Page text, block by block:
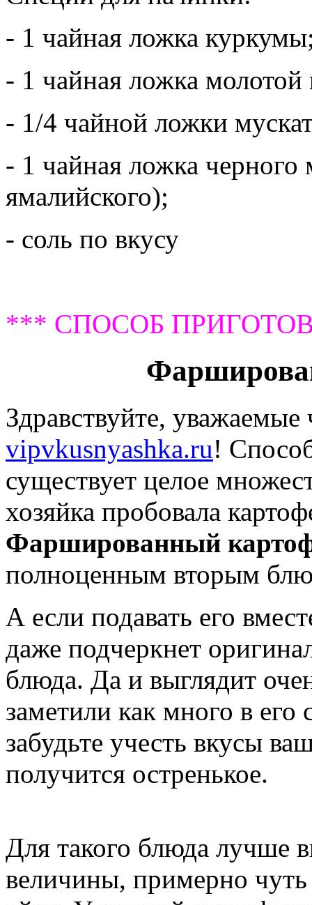
- 1 чайная ложка
- 1 чайная ложка молотой
- 1/4 чайной ложки
- 1 чайная ложка черного
ямалийского);
- соль по вкусу
*** СПОСОБ
Здравствуйте, уважаемые
vipvkusnyashka.ru!
существует целое
хозяйка пробовала
Фаршированный
полноценным вторым
А если подавать его
даже подчеркнет
блюда. Да и выглядит
заметили как много в его
забудьте учесть вкусы
получится остренькое.
Для такого блюда лучше
величины, примерно